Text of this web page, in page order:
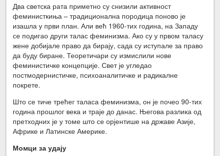
Два светска рата приметно су снизили активност
феминисткиња – традиционална породица поново је
изашла у први план. Али већ 1960-тих година, на Западу
се подигао други талас феминизма. Ако су у првом таласу
жене добијале право да бирају, сада су иступале за право
да буду биране. Теоретичари су измислили нове
феминистичке концепције. Свет је угледао
постмодернистичке, психоаналитичке и радикалне
покрете.
Што се тиче трећег таласа феминизма, он је почео 90-тих
година прошлог века и траје до данас. Његова разлика од
претходних је у томе што се орјентише на државе Азије,
Африке и Латинске Америке.
Момци за удају